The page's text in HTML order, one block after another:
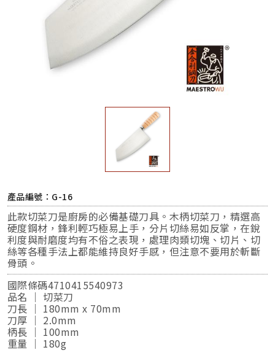
產品編號：G-16
此款切菜刀是廚房的必備基礎刀具。木柄切菜刀，精選高
硬度鋼材，鋒利輕巧極易上手，分片切絲易如反掌，在銳
利度與耐磨度均有不俗之表現，處理肉類切塊、切片、切
絲等各種手法上都能維持良好手感，但注意不要用於斬斷
骨頭。
國際條碼4710415540973
品名 ｜ 切菜刀
刀長 ｜ 180mm x 70mm
刀厚 ｜ 2.0mm
柄長 ｜ 100mm
重量 ｜ 180g